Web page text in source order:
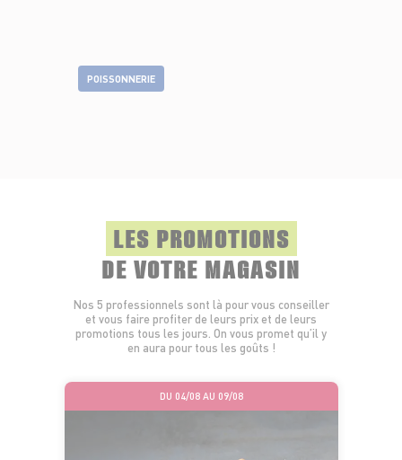
POISSONNERIE
LES PROMOTIONS
DE VOTRE MAGASIN
Nos 5 professionnels sont là pour vous conseiller
et vous faire profiter de leurs prix et de leurs
promotions tous les jours. On vous promet qu’il y
en aura pour tous les goûts !
DU 04/08 AU 09/08